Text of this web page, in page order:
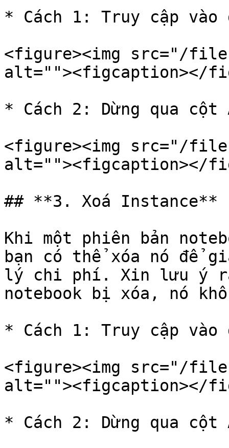
* Cách 1: Truy cập vào
<figure><img src="/files/
alt=""><figcaption></
* Cách 2: Dừng qua cột
<figure><img src="/files/
alt=""><figcaption></
## **3. Xoá Instance**
Khi một phiên bản
bạn có thể xóa nó để
lý chi phí. Xin lưu ý
notebook bị xóa, nó
* Cách 1: Truy cập vào
<figure><img src="/files/
alt=""><figcaption></
* Cách 2: Dừng qua cột